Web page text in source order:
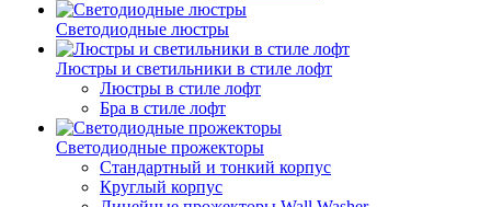
Светодиодные люстры
Люстры и светильники в стиле лофт
Люстры в стиле лофт
Бра в стиле лофт
Светодиодные прожекторы
Стандартный и тонкий корпус
Круглый корпус